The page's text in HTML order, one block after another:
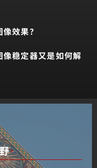
效果？
像稳定器又是如何解